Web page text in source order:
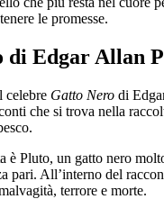
le promesse.
di Edgar Allan
celebre Gatto Nero di
che si trova nella
è Pluto, un gatto nero
pari. All’interno del
terrore e morte.